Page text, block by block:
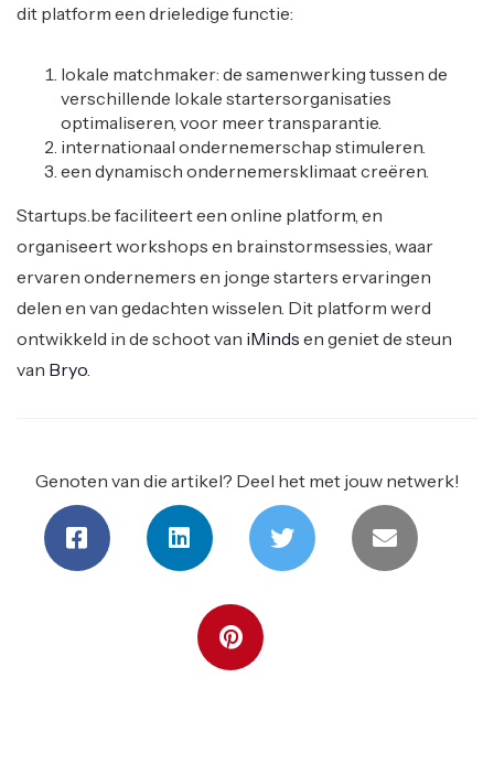
dit platform een drieledige functie:
lokale matchmaker: de samenwerking tussen de
verschillende lokale startersorganisaties
optimaliseren, voor meer transparantie.
internationaal ondernemerschap stimuleren.
een dynamisch ondernemersklimaat creëren.
Startups.be faciliteert een online platform, en
organiseert workshops en brainstormsessies, waar
ervaren ondernemers en jonge starters ervaringen
delen en van gedachten wisselen. Dit platform werd
ontwikkeld in de schoot van iMinds en geniet de steun
van Bryo
Genoten van die artikel? Deel het met jouw netwerk!